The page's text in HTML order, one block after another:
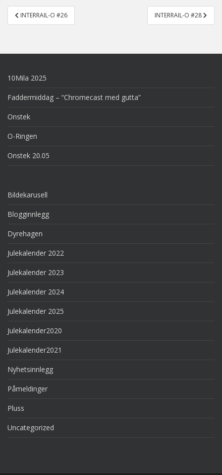
Post
navigation
INTERRAIL-O #26 INTERRAIL-O #28
10Mila 2025
Faddermiddag – “Chromecast med gutta”
Onstek
O-Ringen
Onstek 20.05
Bildekarusell
Blogginnlegg
Dyrehagen
Julekalender 2022
Julekalender 2023
Julekalender 2024
Julekalender 2025
Julekalender2020
Julekalender2021
Nyhetsinnlegg
Påmeldinger
Pluss
Uncategorized